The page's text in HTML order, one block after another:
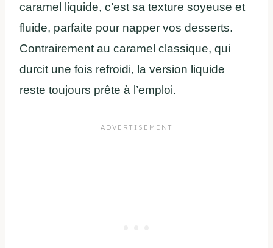
caramel liquide, c’est sa texture soyeuse et
fluide, parfaite pour napper vos desserts.
Contrairement au caramel classique, qui
durcit une fois refroidi, la version liquide
reste toujours prête à l’emploi.